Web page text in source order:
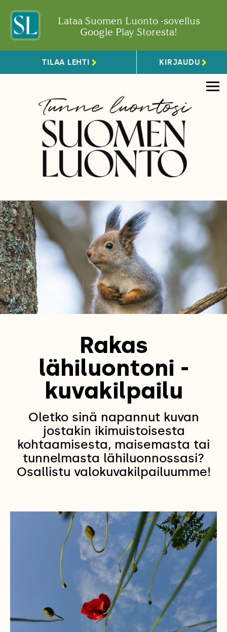
Lataa Suomen Luonto -sovellus
Google Play Storesta!
TILAA LEHTI KIRJAUDU
Rakas
lähiluontoni -
kuvakilpailu
Oletko sinä napannut kuvan
jostakin ikimuistoisesta
kohtaamisesta, maisemasta tai
tunnelmasta lähiluonnossasi?
Osallistu valokuvakilpailuumme!